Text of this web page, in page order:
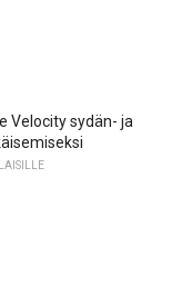
Velocity sydän- ja